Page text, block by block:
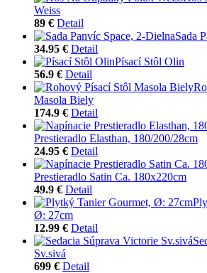
Weiss
89 € Detail
Sada
34.95 € Detail
Písací Stôl Olin
56.9 € Detail
Masola Biely
174.9 € Detail
Prestieradlo Elasthan, 180/200/28cm
24.95 € Detail
Prestieradlo Satin Ca. 180x220cm
49.9 € Detail
Ø: 27cm
12.99 € Detail
Sv.sivá
699 € Detail